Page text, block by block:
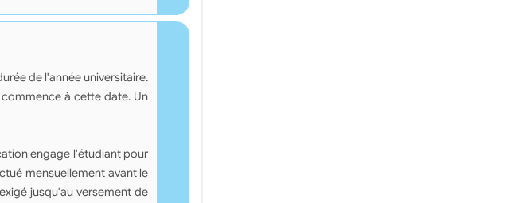
de l'année universitaire.
à cette date. Un
engage l'étudiant pour
mensuellement avant le
jusqu'au versement de